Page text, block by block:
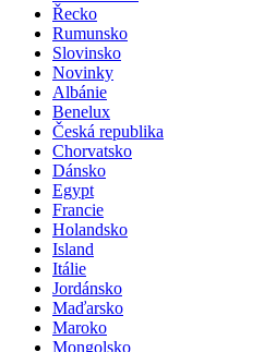
Řecko
Rumunsko
Slovinsko
Novinky
Albánie
Benelux
Česká republika
Chorvatsko
Dánsko
Egypt
Francie
Holandsko
Island
Itálie
Jordánsko
Maďarsko
Maroko
Mongolsko